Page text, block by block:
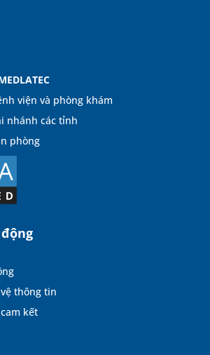
viện và phòng khám
nhánh các tỉnh
phòng
thông tin
kết